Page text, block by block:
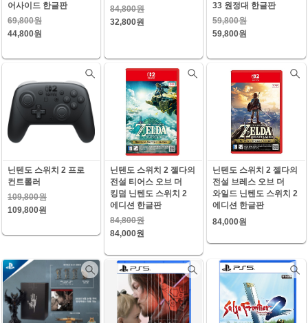
어사이드 한글판
69,800원
44,800원
84,800원
32,800원
33 원정대 한글판
59,800원
59,800원
닌텐도 스위치 2 프로
컨트롤러
109,800원
109,800원
닌텐도 스위치 2 젤다의
전설 티어스 오브 더
킹덤 닌텐도 스위치 2
에디션 한글판
84,800원
84,000원
닌텐도 스위치 2 젤다의
전설 브레스 오브 더
와일드 닌텐도 스위치 2
에디션 한글판
84,000원